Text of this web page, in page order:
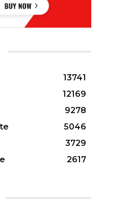
13741
12169
9278
5046
3729
2617